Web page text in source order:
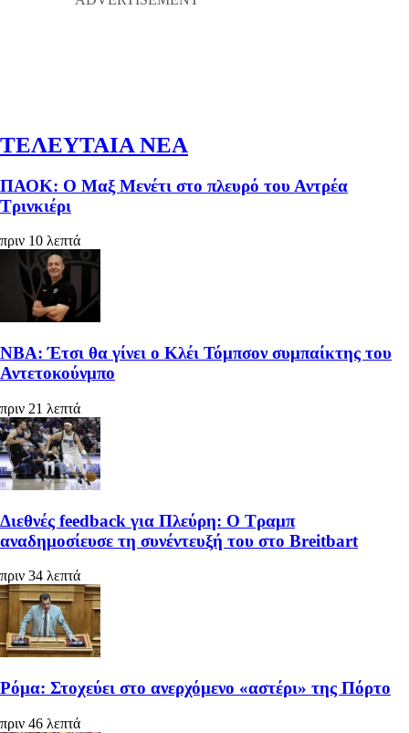
ΤΕΛΕΥΤΑΙΑ ΝΕΑ
ΠΑΟΚ: Ο Μαξ Μενέτι στο πλευρό του Αντρέα
Τρινκιέρι
πριν 10 λεπτά
ΝΒΑ: Έτσι θα γίνει ο Κλέι Τόμπσον συμπαίκτης του
Αντετοκούνμπο
πριν 21 λεπτά
Διεθνές feedback για Πλεύρη: Ο Τραμπ
αναδημοσίευσε τη συνέντευξή του στο Breitbart
πριν 34 λεπτά
Ρόμα: Στοχεύει στο ανερχόμενο «αστέρι» της Πόρτο
πριν 46 λεπτά